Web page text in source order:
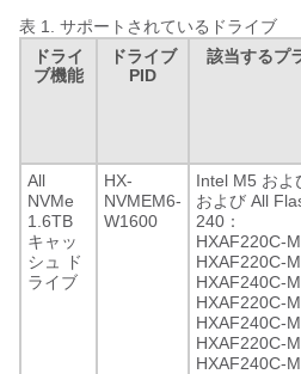
表 1. サポートされているドライブ
ドライ
ブ機能
ドライブ
PID
該当するプ
All
NVMe
1.6TB
キャッ
シュ ド
ライブ
HX-
NVMEM6-
W1600
Intel M5 およ
および All
240：
HXAF220C-
HXAF220C-
HXAF240C-
HXAF220C-
HXAF240C-
HXAF220C-
HXAF240C-